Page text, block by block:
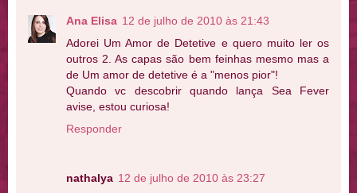
Ana Elisa 12 de julho de 2010 às 21:43
Adorei Um Amor de Detetive e quero muito ler os
outros 2. As capas são bem feinhas mesmo mas a
de Um amor de detetive é a "menos pior"!
Quando vc descobrir quando lança Sea Fever
avise, estou curiosa!
Responder
nathalya 12 de julho de 2010 às 23:27